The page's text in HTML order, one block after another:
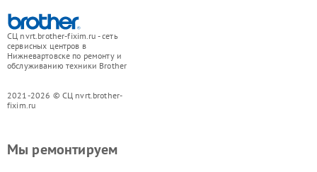
СЦ nvrt.brother-fixim.ru - сеть
сервисных центров в
Нижневартовске по ремонту и
обслуживанию техники Brother
2021-2026 © СЦ nvrt.brother-
fixim.ru
Мы ремонтируем